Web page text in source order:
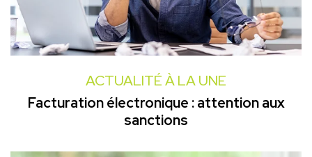
ACTUALITÉ À LA UNE
Facturation électronique : attention aux
sanctions